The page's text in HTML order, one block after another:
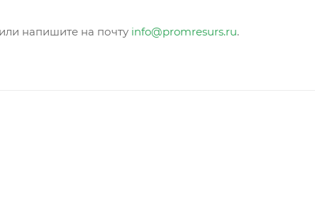
напишите на почту info@promresurs.ru.